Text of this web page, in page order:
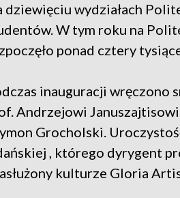
dziewięciu wydziałach
W tym roku na
ponad cztery
inauguracji wręczono
Andrzejowi
Grocholski.
, którego dyrygent
kulturze Gloria